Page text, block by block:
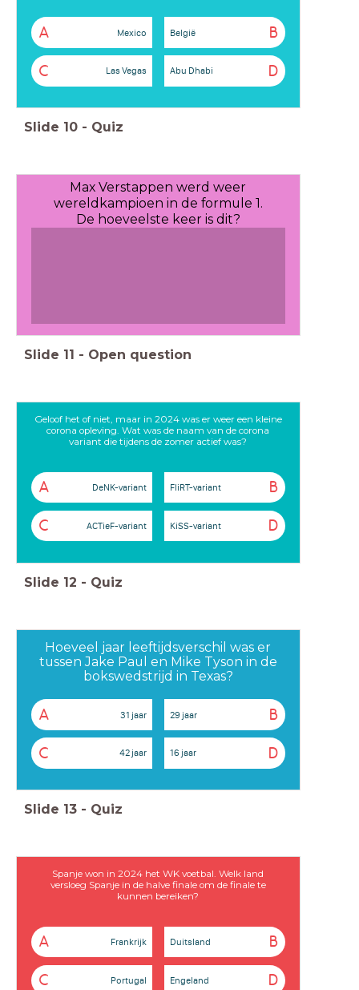
A Mexico B
België
C Las Vegas D
Abu Dhabi
Slide 10 - Quiz
Max Verstappen werd weer
wereldkampioen in de formule 1.
De hoeveelste keer is dit?
Slide 11 - Open question
Geloof het of niet, maar in 2024 was er weer een kleine
corona opleving. Wat was de naam van de corona
variant die tijdens de zomer actief was?
A DeNK-variant B
FliRT-variant
C ACTieF-variant D
KiSS-variant
Slide 12 - Quiz
Hoeveel jaar leeftijdsverschil was er
tussen Jake Paul en Mike Tyson in de
bokswedstrijd in Texas?
A 31 jaar B
29 jaar
C 42 jaar D
16 jaar
Slide 13 - Quiz
Spanje won in 2024 het WK voetbal. Welk land
versloeg Spanje in de halve finale om de finale te
kunnen bereiken?
A Frankrijk B
Duitsland
C Portugal D
Engeland